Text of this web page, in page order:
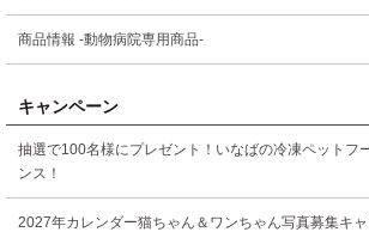
商品情報 -動物病院専用商品-
キャンペーン
抽選で100名様にプレゼント！いなばの冷凍ペットフ
ンス！
2027年カレンダー猫ちゃん＆ワンちゃん写真募集キ